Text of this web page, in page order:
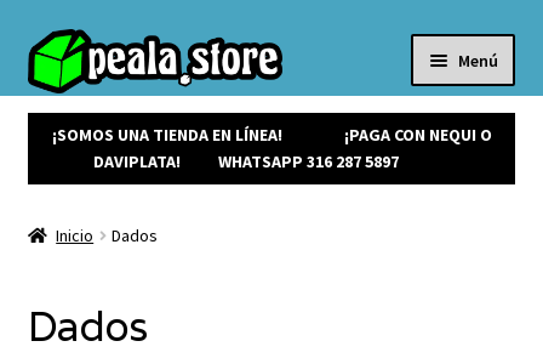
Menú
Productos
Tablero
Cartas
Estrategia
Inglés
Infantiles
¡SOMOS UNA TIENDA EN LÍNEA!
¡PAGA CON NEQUI O
DAVIPLATA!
WHATSAPP 316 287 5897
Inicio Dados
Dados